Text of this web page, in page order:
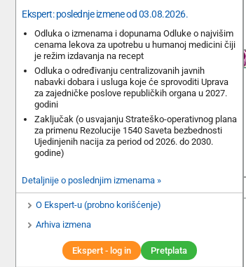
Ekspert: poslednje izmene od 03.08.2026.
Odluka o izmenama i dopunama Odluke o najvišim
cenama lekova za upotrebu u humanoj medicini čiji
je režim izdavanja na recept
Odluka o određivanju centralizovanih javnih
nabavki dobara i usluga koje će sprovoditi Uprava
za zajedničke poslove republičkih organa u 2027.
godini
Zaključak (o usvajanju Strateško-operativnog plana
za primenu Rezolucije 1540 Saveta bezbednosti
Ujedinjenih nacija za period od 2026. do 2030.
godine)
Detaljnije o poslednjim izmenama »
O Ekspert-u (probno korišćenje)
Arhiva izmena
Ekspert - log in Pretplata